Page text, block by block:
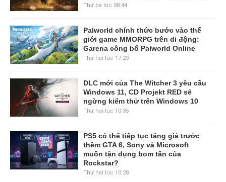
Thứ ba lúc 08:44
Palworld chính thức bước vào thế
giới game MMORPG trên di động:
Garena công bố Palworld Online
Thứ hai lúc 17:29
DLC mới của The Witcher 3 yêu cầu
Windows 11, CD Projekt RED sẽ
ngừng kiểm thử trên Windows 10
Thứ hai lúc 10:35
PS5 có thể tiếp tục tăng giá trước
thềm GTA 6, Sony và Microsoft
muốn tận dụng bom tấn của
Rockstar?
Thứ hai lúc 10:28